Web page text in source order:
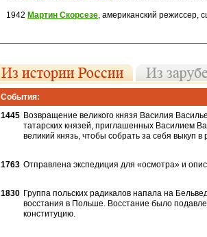
1942 Мартин Скорсезе, американский режиссер,
События:
1445 Возвращение великого князя Васи­лия
татарских князей, приглашенных Василием
великий князь, что­бы собрать за себя выкуп
1763 Отправлена экспедиция для «осмот­ра» и
1830 Группа польских радикалов напала на
восста­ния в Польше. Восстание было
конституцию.